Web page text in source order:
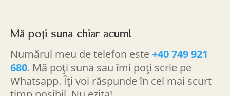
Mă poți suna chiar acum!
Numărul meu de telefon este+40 749 921
680. Mă poți suna sau îmi poți scrie pe
Whatsapp. Îți voi răspunde în cel mai scurt